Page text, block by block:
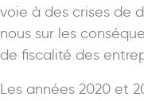
voie à des crises de
nous sur les
de fiscalité des
Les années 2020 et